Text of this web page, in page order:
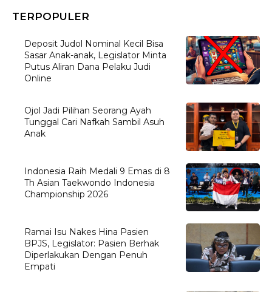
TERPOPULER
Deposit Judol Nominal Kecil Bisa
Sasar Anak-anak, Legislator Minta
Putus Aliran Dana Pelaku Judi
Online
Ojol Jadi Pilihan Seorang Ayah
Tunggal Cari Nafkah Sambil Asuh
Anak
Indonesia Raih Medali 9 Emas di 8
Th Asian Taekwondo Indonesia
Championship 2026
Ramai Isu Nakes Hina Pasien
BPJS, Legislator: Pasien Berhak
Diperlakukan Dengan Penuh
Empati